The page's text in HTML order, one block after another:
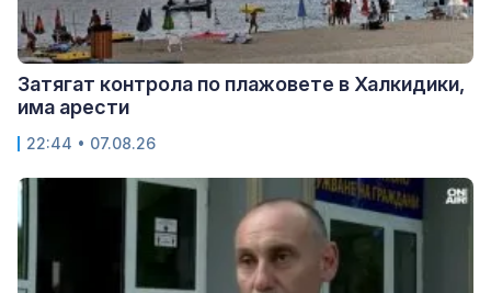
Затягат контрола по плажовете в Халкидики,
има арести
22:44 • 07.08.26